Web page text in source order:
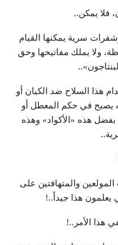
فلا يمكن..
سرية يمكنها القيام
ولا يملك مفاتيحها وحق
هذا السلاح ضد الكيان أو
يصبح في حكم المعطل أو
بفضل هذه «الأكواد» وهذه
والمتهافتين على
يعلمون هذا جيداً..!
هذا الأمر..!